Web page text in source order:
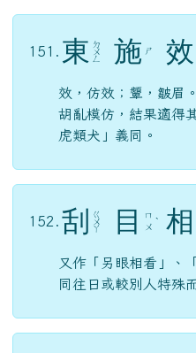
151. 東 ㄉ
ㄨ
ㄥ 施 ㄕ 效
效，仿效；顰，皺眉
胡亂模仿，結果適得
虎類犬」義同。
152. 刮 ㄍ
ㄨ
ㄚ 目
ㄇ
ㄨ ˋ 相
又作「另眼相看」、
同往日或較別人特殊